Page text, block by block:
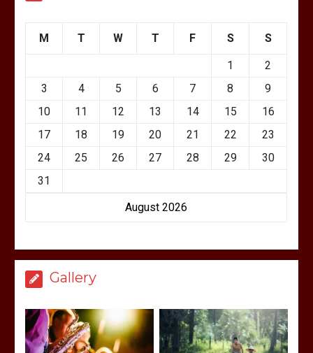
August 2026
M T W T F S S
1
2
3
4 5 6 7 8
9
10
11 12 13 14 15
16
17
18 19 20 21 22
23
24
25 26 27 28 29
30
31
Gallery